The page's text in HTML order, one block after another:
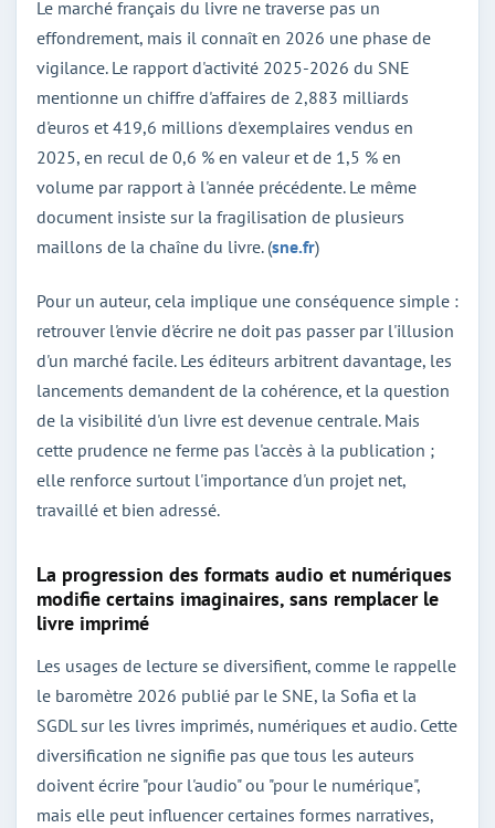
Le marché français du livre ne traverse pas un
effondrement, mais il connaît en 2026 une phase de
vigilance. Le rapport d'activité 2025-2026 du SNE
mentionne un chiffre d'affaires de 2,883 milliards
d'euros et 419,6 millions d'exemplaires vendus en
2025, en recul de 0,6 % en valeur et de 1,5 % en
volume par rapport à l'année précédente. Le même
document insiste sur la fragilisation de plusieurs
maillons de la chaîne du livre. (sne.fr)
Pour un auteur, cela implique une conséquence simple :
retrouver l'envie d'écrire ne doit pas passer par l'illusion
d'un marché facile. Les éditeurs arbitrent davantage, les
lancements demandent de la cohérence, et la question
de la visibilité d'un livre est devenue centrale. Mais
cette prudence ne ferme pas l'accès à la publication ;
elle renforce surtout l'importance d'un projet net,
travaillé et bien adressé.
La progression des formats audio et numériques
modifie certains imaginaires, sans remplacer le
livre imprimé
Les usages de lecture se diversifient, comme le rappelle
le baromètre 2026 publié par le SNE, la Sofia et la
SGDL sur les livres imprimés, numériques et audio. Cette
diversification ne signifie pas que tous les auteurs
doivent écrire "pour l'audio" ou "pour le numérique",
mais elle peut influencer certaines formes narratives,